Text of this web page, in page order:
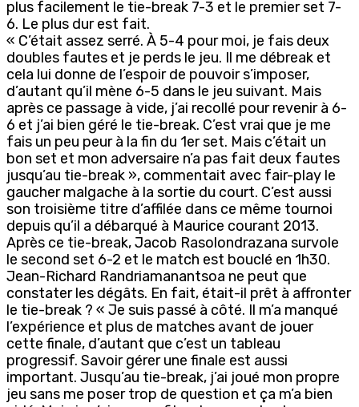
plus facilement le tie-break 7-3 et le premier set 7-
6. Le plus dur est fait.
« C’était assez serré. À 5-4 pour moi, je fais deux
doubles fautes et je perds le jeu. Il me débreak et
cela lui donne de l’espoir de pouvoir s’imposer,
d’autant qu’il mène 6-5 dans le jeu suivant. Mais
après ce passage à vide, j’ai recollé pour revenir à 6-
6 et j’ai bien géré le tie-break. C’est vrai que je me
fais un peu peur à la fin du 1er set. Mais c’était un
bon set et mon adversaire n’a pas fait deux fautes
jusqu’au tie-break », commentait avec fair-play le
gaucher malgache à la sortie du court. C’est aussi
son troisième titre d’affilée dans ce même tournoi
depuis qu’il a débarqué à Maurice courant 2013.
Après ce tie-break, Jacob Rasolondrazana survole
le second set 6-2 et le match est bouclé en 1h30.
Jean-Richard Randriamanantsoa ne peut que
constater les dégâts. En fait, était-il prêt à affronter
le tie-break ? « Je suis passé à côté. Il m’a manqué
l’expérience et plus de matches avant de jouer
cette finale, d’autant que c’est un tableau
progressif. Savoir gérer une finale est aussi
important. Jusqu’au tie-break, j’ai joué mon propre
jeu sans me poser trop de question et ça m’a bien